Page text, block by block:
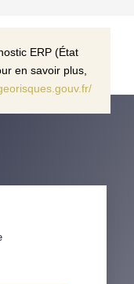
ERP (État
en savoir plus,